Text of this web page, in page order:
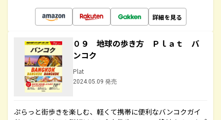
詳細を見る
０９ 地球の歩き方 Ｐｌａｔ バ
ンコク
Plat
2024.05.09 発売
ぷらっと街歩きを楽しむ、軽くて携帯に便利なバンコクガイ